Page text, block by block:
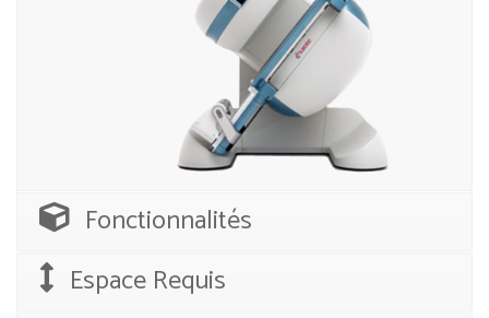
Fonctionnalités
Espace Requis